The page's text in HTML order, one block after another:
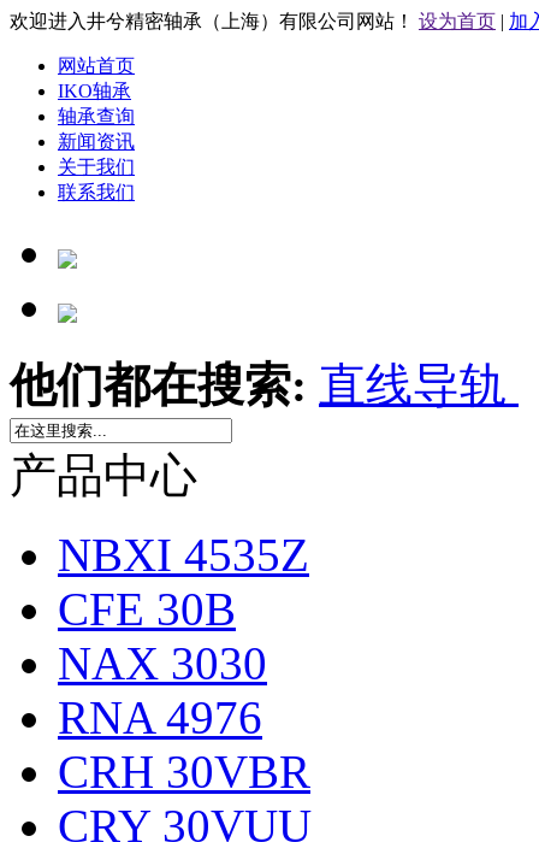
欢迎进入井兮精密轴承（上海）有限公司网站！ 设为首页 | 加
网站首页
IKO轴承
轴承查询
新闻资讯
关于我们
联系我们
他们都在搜索: 直线导轨
产品中心
NBXI 4535Z
CFE 30B
NAX 3030
RNA 4976
CRH 30VBR
CRY 30VUU